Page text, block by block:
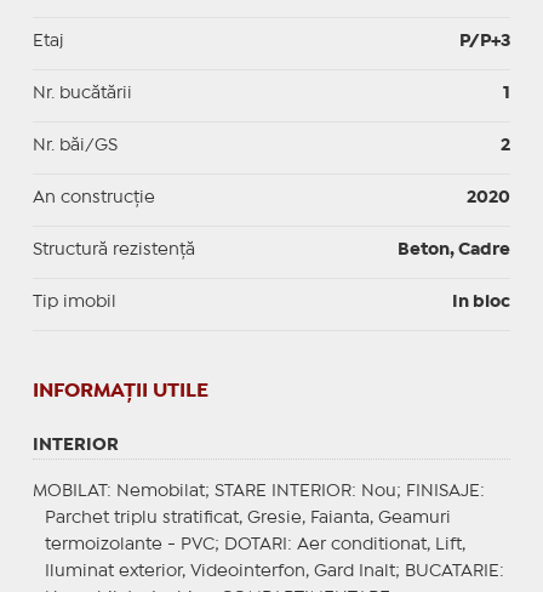
Etaj P/P+3
Nr. bucătării 1
Nr. băi/GS 2
An construcție 2020
Structură rezistență Beton, Cadre
Tip imobil In bloc
INFORMAŢII UTILE
INTERIOR
MOBILAT : Nemobilat; STARE INTERIOR: Nou; FINISAJE :
Parchet triplu stratificat, Gresie, Faianta, Geamuri
termoizolante - PVC;
DOTARI : Aer conditionat, Lift,
Iluminat exterior, Videointerfon, Gard Inalt; BUCATARIE :